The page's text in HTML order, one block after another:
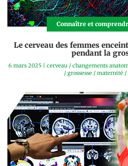
Connaître et
Le cerveau des femmes
pendant la
6 mars 2025| cerveau/ changements
/ grossesse / maternité /